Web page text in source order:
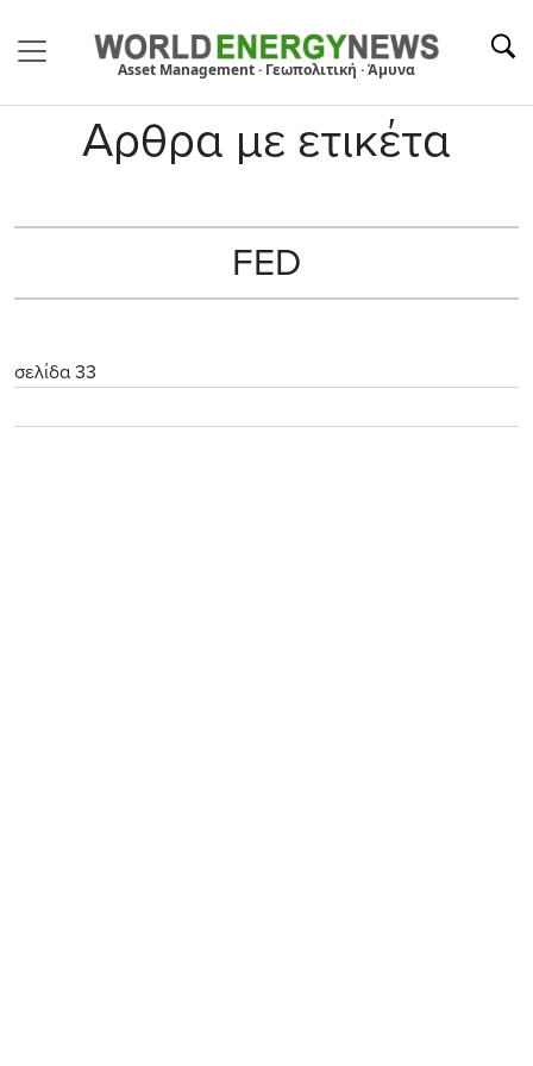
Asset Management · Γεωπολιτική · Άμυνα
Αρθρα με ετικέτα
FED
σελίδα 33